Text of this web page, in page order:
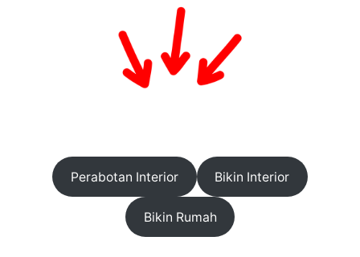
Perabotan Interior Bikin Interior
Bikin Rumah